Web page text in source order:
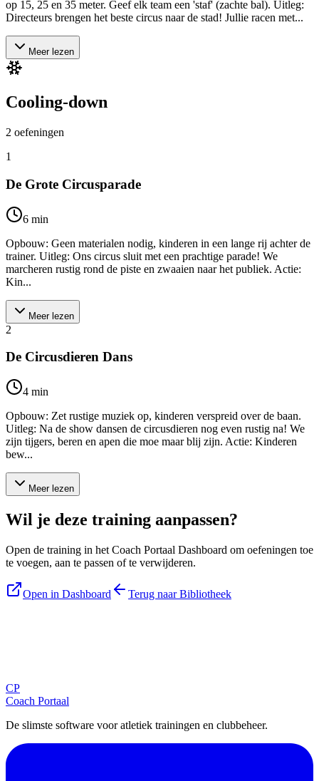
op 15, 25 en 35 meter. Geef elk team een 'staf' (zachte bal). Uitleg:
Directeurs brengen het beste circus naar de stad! Jullie racen met...
Meer lezen
Cooling-down
2 oefeningen
1
De Grote Circusparade
6 min
Opbouw: Geen materialen nodig, kinderen in een lange rij achter de
trainer. Uitleg: Ons circus sluit met een prachtige parade! We
marcheren rustig rond de piste en zwaaien naar het publiek. Actie:
Kin...
Meer lezen
2
De Circusdieren Dans
4 min
Opbouw: Zet rustige muziek op, kinderen verspreid over de baan.
Uitleg: Na de show dansen de circusdieren nog even rustig na! We
zijn tijgers, beren en apen die moe maar blij zijn. Actie: Kinderen
bew...
Meer lezen
Wil je deze training aanpassen?
Open de training in het Coach Portaal Dashboard om oefeningen toe
te voegen, aan te passen of te verwijderen.
Open in Dashboard Terug naar Bibliotheek
CP
Coach Portaal
De slimste software voor atletiek trainingen en clubbeheer.